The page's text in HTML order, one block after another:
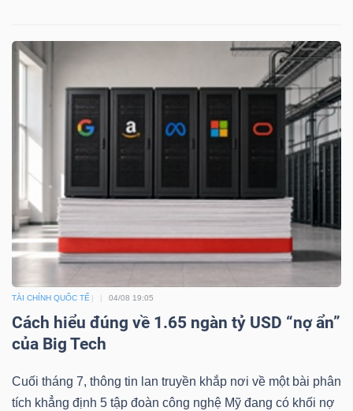
TÀI CHÍNH QUỐC TẾ 04/08 19:05
Cách hiểu đúng về 1.65 ngàn tỷ USD “nợ ẩn”
của Big Tech
Cuối tháng 7, thông tin lan truyền khắp nơi về một bài phân
tích khẳng định 5 tập đoàn công nghệ Mỹ đang có khối nợ
tài
chính
Công
đầu
tư